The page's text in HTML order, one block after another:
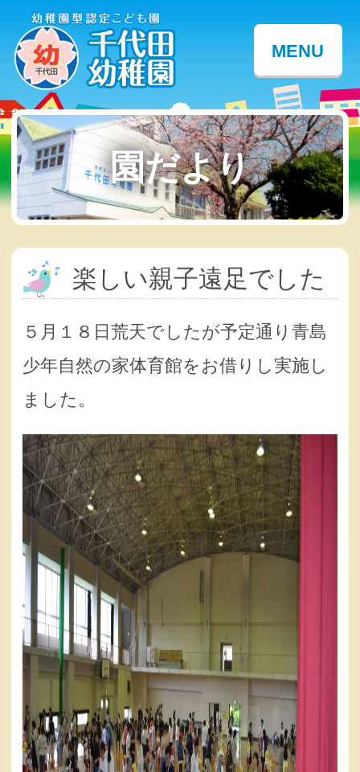
MENU
園だより
楽しい親子遠足でした
５月１８日荒天でしたが予定通り青島
少年自然の家体育館をお借りし実施し
ました。